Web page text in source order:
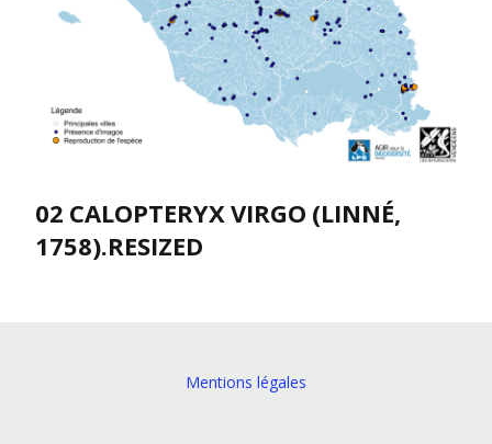
02 CALOPTERYX VIRGO (LINNÉ,
1758).RESIZED
Mentions légales